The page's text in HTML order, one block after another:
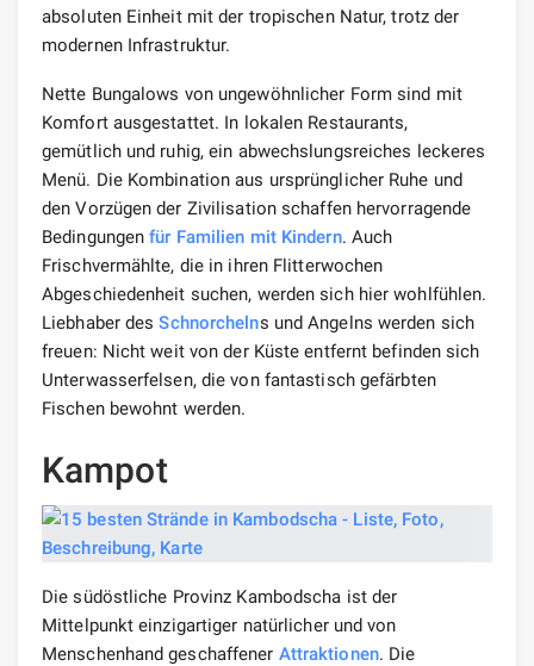
absoluten Einheit mit der tropischen Natur, trotz der
modernen Infrastruktur.
Nette Bungalows von ungewöhnlicher Form sind mit
Komfort ausgestattet. In lokalen Restaurants,
gemütlich und ruhig, ein abwechslungsreiches leckeres
Menü. Die Kombination aus ursprünglicher Ruhe und
den Vorzügen der Zivilisation schaffen hervorragende
Bedingungenfür Familien mit Kindern. Auch
Frischvermählte, die in ihren Flitterwochen
Abgeschiedenheit suchen, werden sich hier wohlfühlen.
Liebhaber desSchnorchelns und Angelns werden sich
freuen: Nicht weit von der Küste entfernt befinden sich
Unterwasserfelsen, die von fantastisch gefärbten
Fischen bewohnt werden.
Kampot
Die südöstliche Provinz Kambodscha ist der
Mittelpunkt einzigartiger natürlicher und von
Menschenhand geschaffener Attraktionen. Die